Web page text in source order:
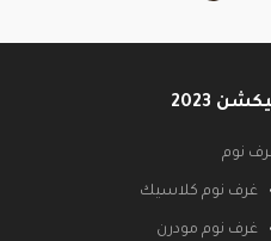
2023
نوم
غرف نوم كلاسيك
غرف نوم مودرن